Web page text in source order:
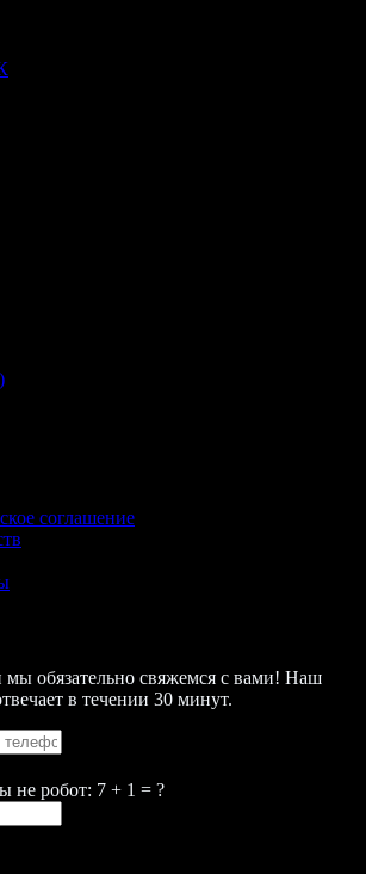
соглашение
мы обязательно свяжемся с вами! Наш
в течении 30 минут.
не робот: 7 + 1 = ?